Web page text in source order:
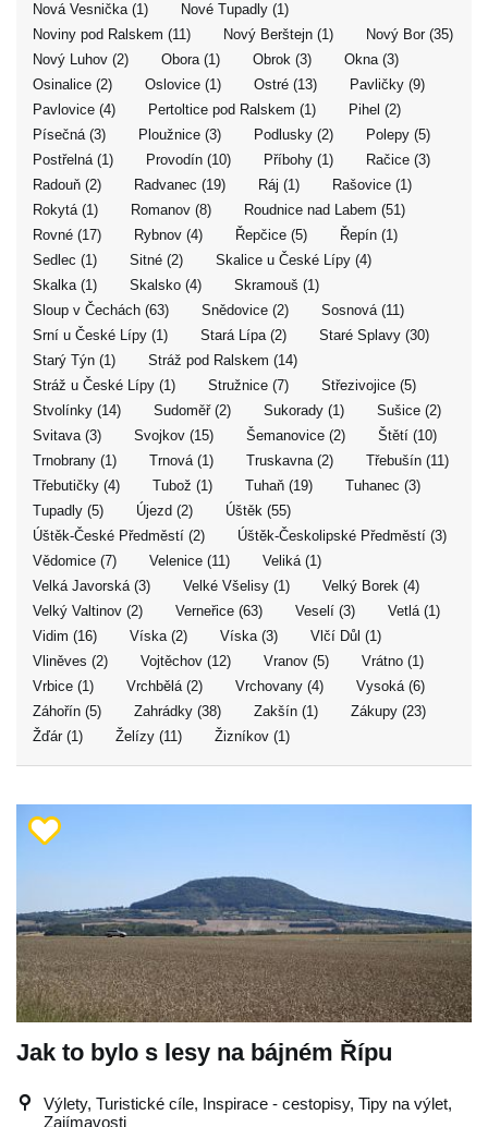
Nová Vesnička (1)
Nové Tupadly (1)
Noviny pod Ralskem (11)
Nový Berštejn (1)
Nový Bor (35)
Nový Luhov (2)
Obora (1) Obrok (3)
Okna (3)
Osinalice (2)
Oslovice (1) Ostré (13)
Pavličky (9)
Pavlovice (4)
Pertoltice pod Ralskem (1)
Pihel (2)
Písečná (3)
Ploužnice (3) Podlusky (2)
Polepy (5)
Postřelná (1)
Provodín (10) Příbohy (1)
Račice (3)
Radouň (2)
Radvanec (19) Ráj (1)
Rašovice (1)
Rokytá (1)
Romanov (8)
Roudnice nad Labem (51)
Rovné (17)
Rybnov (4) Řepčice (5)
Řepín (1)
Sedlec (1)
Sitné (2)
Skalice u České Lípy (4)
Skalka (1)
Skalsko (4)
Skramouš (1)
Sloup v Čechách (63)
Snědovice (2)
Sosnová (11)
Srní u České Lípy (1)
Stará Lípa (2)
Staré Splavy (30)
Starý Týn (1)
Stráž pod Ralskem (14)
Stráž u České Lípy (1)
Stružnice (7)
Střezivojice (5)
Stvolínky (14)
Sudoměř (2) Sukorady (1)
Sušice (2)
Svitava (3)
Svojkov (15) Šemanovice (2)
Štětí (10)
Trnobrany (1)
Trnová (1) Truskavna (2)
Třebušín (11)
Třebutičky (4)
Tubož (1) Tuhaň (19)
Tuhanec (3)
Tupadly (5)
Újezd (2)
Úštěk (55)
Úštěk-České Předměstí (2)
Úštěk-Českolipské Předměstí (3)
Vědomice (7)
Velenice (11)
Veliká (1)
Velká Javorská (3)
Velké Všelisy (1)
Velký Borek (4)
Velký Valtinov (2)
Verneřice (63) Veselí (3)
Vetlá (1)
Vidim (16)
Víska (2) Víska (3)
Vlčí Důl (1)
Vliněves (2)
Vojtěchov (12) Vranov (5)
Vrátno (1)
Vrbice (1)
Vrchbělá (2) Vrchovany (4)
Vysoká (6)
Záhořín (5)
Zahrádky (38) Zakšín (1)
Zákupy (23)
Žďár (1)
Želízy (11) Žizníkov (1)
Jak to bylo s lesy na bájném Řípu
Výlety, Turistické cíle, Inspirace - cestopisy, Tipy na výlet,
Zajímavosti